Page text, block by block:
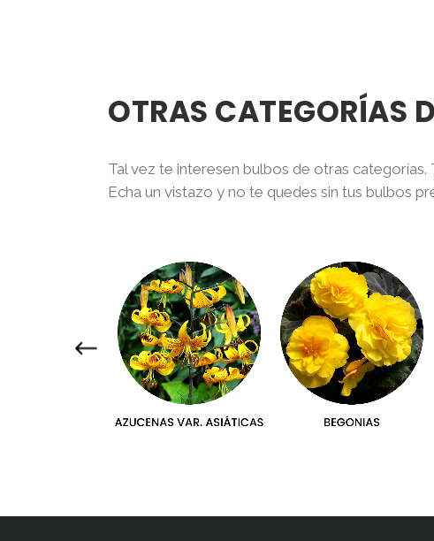
OTRAS CATEGORÍAS
Tal vez te interesen bulbos de otras
Echa un vistazo y no te quedes sin tus bulbos